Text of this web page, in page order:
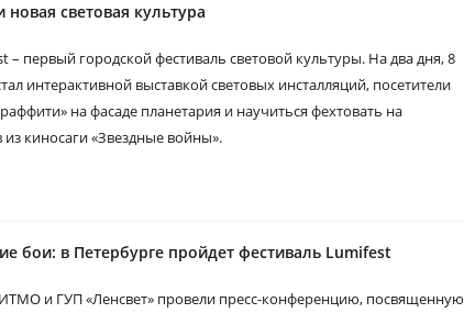
световая культура
первый городской фестиваль световой культуры. На два дня, 8
интерактивной выставкой световых инсталляций, посетители
на фасаде планетария и научиться фехтовать на
киносаги «Звездные войны».
бои: в Петербурге пройдет фестиваль Lumifest
ИТМО и ГУП «Ленсвет» провели пресс-конференцию, посвященную